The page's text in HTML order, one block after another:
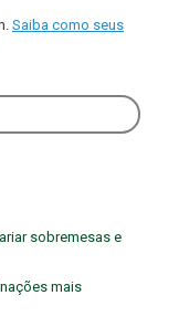
Saiba como seus
sobremesas e
mais